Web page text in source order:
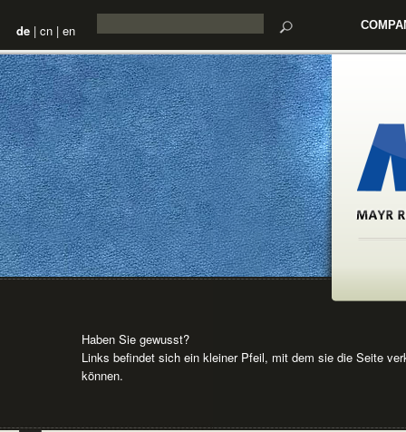
de | cn | en
Haben Sie gewusst?
Links befindet sich ein kleiner Pfeil, mit dem sie die Seite
können.